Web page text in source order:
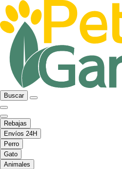
Buscar
Rebajas
Envíos 24H
Perro
Gato
Animales